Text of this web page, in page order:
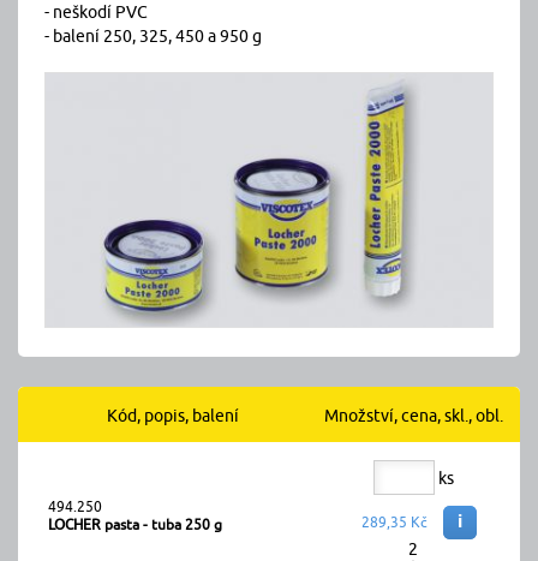
- neškodí PVC
- balení 250, 325, 450 a 950 g
Kód, popis, balení Množství, cena, skl., obl.
494.250
LOCHER pasta - tuba 250 g
ks
289,35 Kč i
2